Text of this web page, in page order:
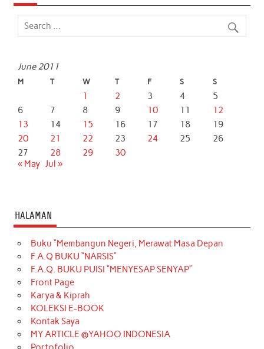
June 2011
M T W T F S S
1 2 3 4
5
6
7 8 9 10 11
12
13
14 15 16 17 18
19
20
21 22 23 24 25
26
27
28 29
30
« May Jul »
HALAMAN
Buku “Membangun Negeri, Merawat Masa Depan
F.A.Q BUKU “NARSIS”
F.A.Q. BUKU PUISI “MENYESAP SENYAP”
Front Page
Karya & Kiprah
KOLEKSI E-BOOK
Kontak Saya
MY ARTICLE @YAHOO INDONESIA